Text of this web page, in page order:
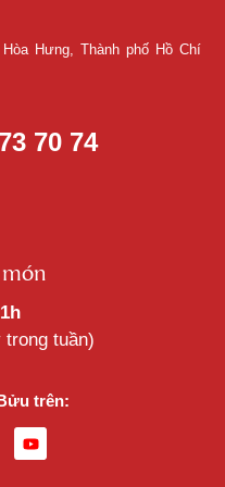
Hưng, Thành phố Hồ Chí
70 74
tuần)
trên: